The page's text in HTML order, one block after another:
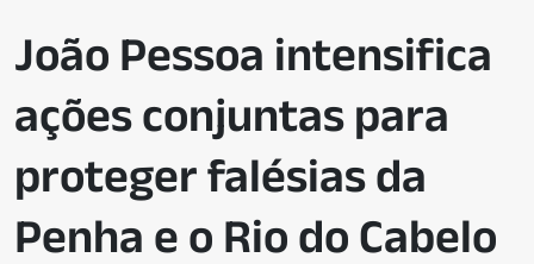
João Pessoa intensifica
ações conjuntas para
proteger falésias da
Penha e o Rio do Cabelo